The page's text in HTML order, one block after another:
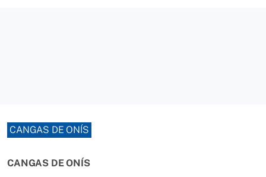
CANGAS DE ONÍS
CANGAS DE ONÍS